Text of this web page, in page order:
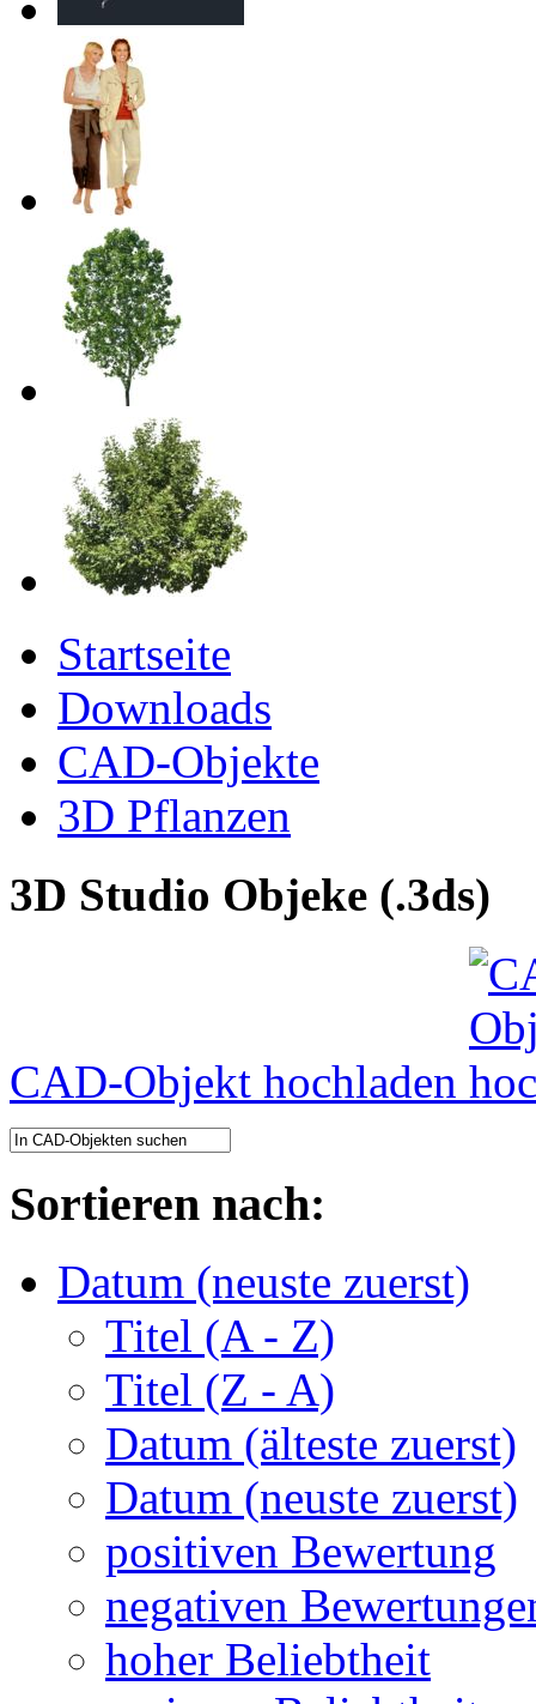
Startseite
Downloads
CAD-Objekte
3D Pflanzen
3D Studio Objeke (.3ds)
CAD-Objekt hochladen
Sortieren nach:
Datum (neuste zuerst)
Titel (A - Z)
Titel (Z - A)
Datum (älteste zuerst)
Datum (neuste zuerst)
positiven Bewertung
negativen
hoher Beliebtheit